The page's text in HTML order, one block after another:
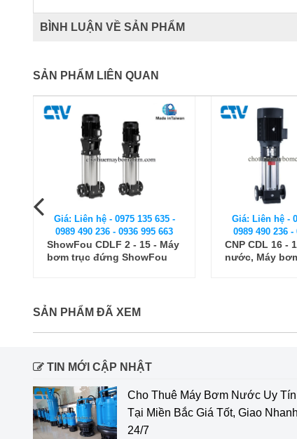
BÌNH LUẬN VỀ SẢN PHẨM
SẢN PHẨM LIÊN QUAN
Giá: Liên hệ - 0975 135 635 -
0989 490 236 - 0936 995 663
CNP CDL 16 - 16 - Máy bơm
nước, Máy bơm nước trục
Giá: Liên hệ -
0989 490 236 -
Máy bơm
Type Paragon
SẢN PHẨM ĐÃ XEM
TIN MỚI CẬP NHẬT
Cho Thuê Máy Bơm Nước Uy Tín
Tại Miền Bắc Giá Tốt, Giao Nhanh
24/7